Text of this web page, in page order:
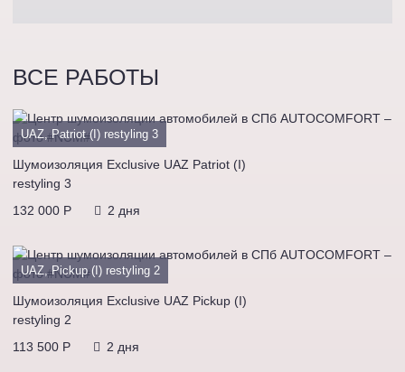
ВСЕ РАБОТЫ
UAZ, Patriot (I) restyling 3
Шумоизоляция Exclusive UAZ Patriot (I)
restyling 3
132 000 P
2 дня
UAZ, Pickup (I) restyling 2
Шумоизоляция Exclusive UAZ Pickup (I)
restyling 2
113 500 P
2 дня